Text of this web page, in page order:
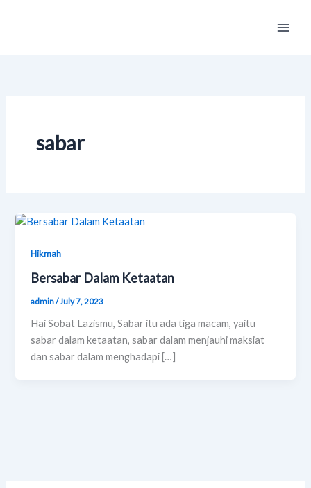
Menu
sabar
Hikmah
Bersabar Dalam Ketaatan
admin/July 7, 2023
Hai Sobat Lazismu, Sabar itu ada tiga macam, yaitu
sabar dalam ketaatan, sabar dalam menjauhi maksiat
dan sabar dalam menghadapi […]